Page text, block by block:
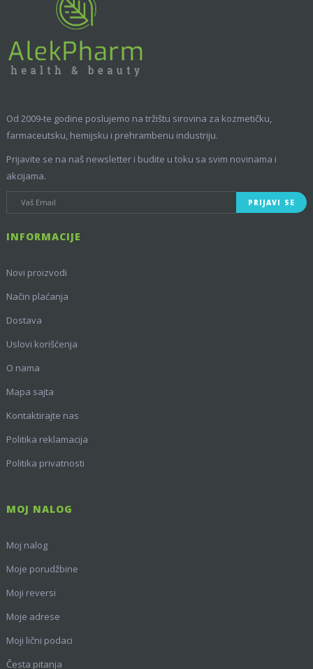
Od 2009-te godine poslujemo na tržištu sirovina za kozmetičku,
farmaceutsku, hemijsku i prehrambenu industriju.
Prijavite se na naš newsletter i budite u toku sa svim novinama i
akcijama.
PRIJAVI SE
INFORMACIJE
Novi proizvodi
Način plaćanja
Dostava
Uslovi korišćenja
O nama
Mapa sajta
Kontaktirajte nas
Politika reklamacija
Politika privatnosti
MOJ NALOG
Moj nalog
Moje porudžbine
Moji reversi
Moje adrese
Moji lični podaci
Česta pitanja